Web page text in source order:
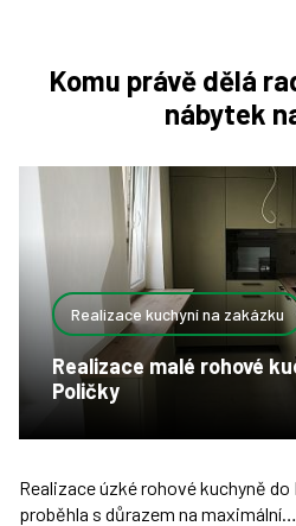
Komu právě dělá
nábytek
Realizace kuchyní na zakázku
Realizace malé rohové
Poličky
Realizace úzké rohové kuchyně
proběhla s důrazem na maximální…